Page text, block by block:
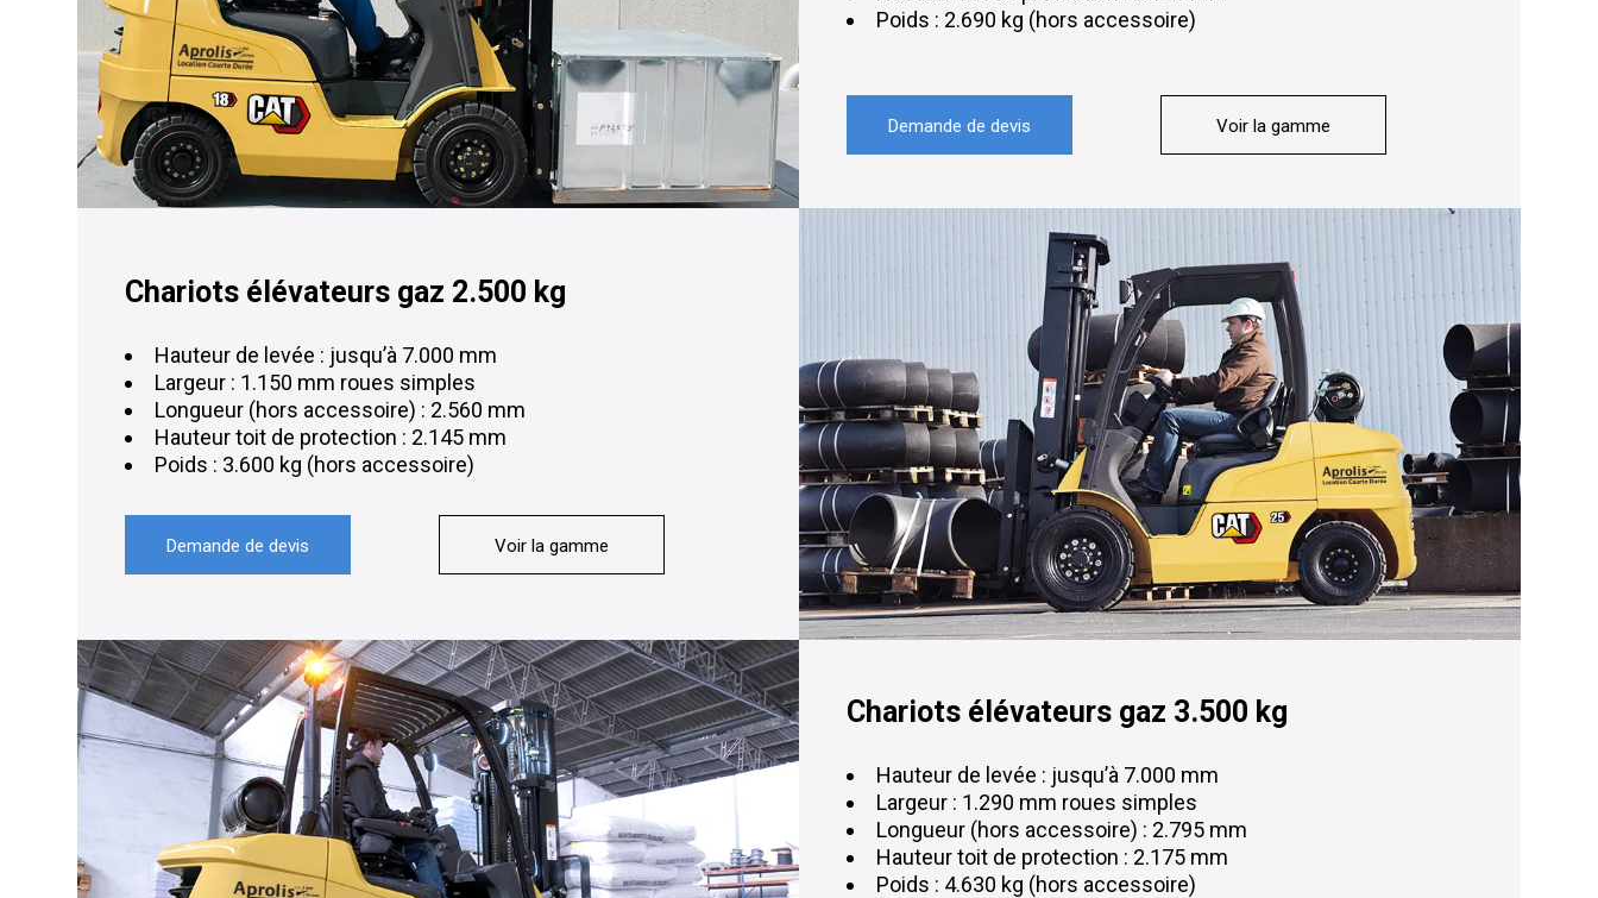
Poids : 2.690 kg (hors accessoire)
Demande de devis Voir la gamme
Chariots élévateurs gaz 2.500 kg
Hauteur de levée : jusqu’à 7.000 mm
Largeur : 1.150 mm roues simples
Longueur (hors accessoire) : 2.560 mm
Hauteur toit de protection : 2.145 mm
Poids : 3.600 kg (hors accessoire)
Demande de devis Voir la gamme
Chariots élévateurs gaz 3.500 kg
Hauteur de levée : jusqu’à 7.000 mm
Largeur : 1.290 mm roues simples
Longueur (hors accessoire) : 2.795 mm
Hauteur toit de protection : 2.175 mm
Poids : 4.630 kg (hors accessoire)